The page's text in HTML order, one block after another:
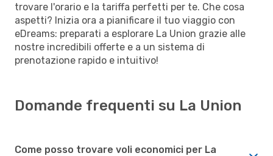
trovare l'orario e la tariffa perfetti per te. Che cosa
aspetti? Inizia ora a pianificare il tuo viaggio con
eDreams: preparati a esplorare La Union grazie alle
nostre incredibili offerte e a un sistema di
prenotazione rapido e intuitivo!
Domande frequenti su La Union
Come posso trovare voli economici per La